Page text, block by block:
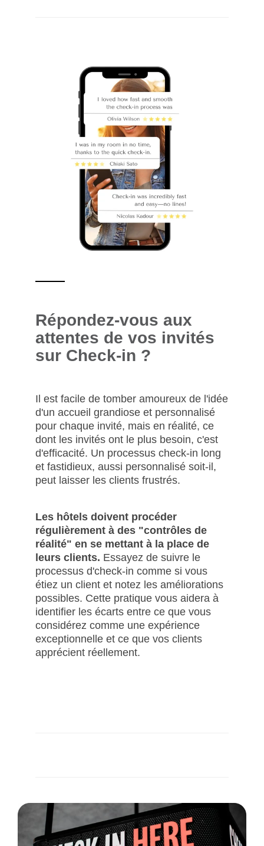
Répondez-vous aux
attentes de vos invités
sur Check-in ?
Il est facile de tomber amoureux de l'idée
d'un accueil grandiose et personnalisé
pour chaque invité, mais en réalité, ce
dont les invités ont le plus besoin, c'est
d'efficacité. Un processus check-in long
et fastidieux, aussi personnalisé soit-il,
peut laisser les clients frustrés.
Les hôtels doivent procéder
régulièrement à des "contrôles de
réalité" en se mettant à la place de
leurs clients. Essayez de suivre le
processus d'check-in comme si vous
étiez un client et notez les améliorations
possibles. Cette pratique vous aidera à
identifier les écarts entre ce que vous
considérez comme une expérience
exceptionnelle et ce que vos clients
apprécient réellement.